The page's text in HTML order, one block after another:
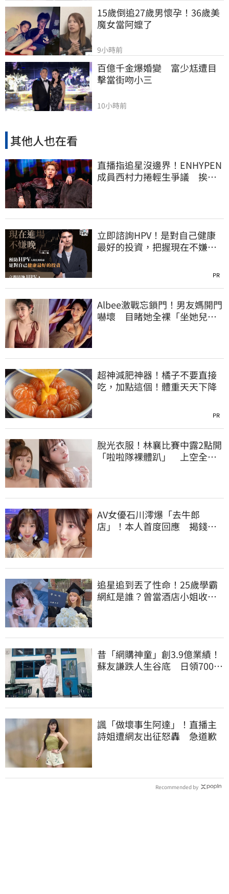
15歲倒追27歲男懷孕！36歲美
魔女當阿嬤了
9小時前
百億千金爆婚變　富少尪遭目
擊當街吻小三
10小時前
其他人也在看
直播指追星沒邊界！ENHYPEN
成員西村力捲輕生爭議 挨
立即諮詢HPV！是對自己健康
最好的投資，把握現在不嫌
PR
Albee激戰忘鎖門！男友媽開門
嚇壞 目睹她全裸「坐她兒子
超神減肥神器！橘子不要直接
吃，加點這個！體重天天下降
PR
脫光衣服！林襄比賽中露2點開
「啦啦隊裸體趴」 上空全裸
AV女優石川澪爆「去牛郎
店」！本人首度回應 揭錢都
追星追到丟了性命！25歲學霸
網紅是誰？曾當酒店小姐收入
昔「網購神童」創3.9億業績！
蘇友謙跌人生谷底 日領700元
諷「做壞事生阿達」！直播主
詩姐遭網友出征怒轟 急道歉
Recommended by